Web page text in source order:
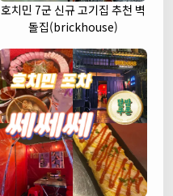
호치민 7군 신규 고기집 추천 벽
돌집(brickhouse)